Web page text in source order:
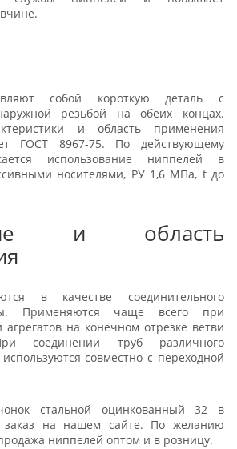
собой короткую деталь с
резьбой на обеих концах.
и область применения
ГОСТ 8967-75. По действующему
использование ниппелей в
носителями, РУ 1,6 МПа, t до
и область
в качестве соединительного
Применяются чаще всего при
агрегатов на конечном отрезке ветви
соединении труб различного
совместно с переходной
стальной оцинкованный 32 в
заказ на нашем сайте. По желанию
ниппелей оптом и в розницу.